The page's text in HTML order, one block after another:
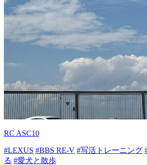
RC ASC10
#LEXUS #BBS RE-V #写活トレーニング
る #愛犬と散歩